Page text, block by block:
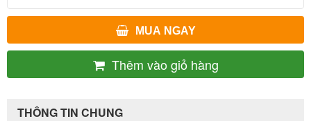
MUA NGAY
Thêm vào giỏ hàng
THÔNG TIN CHUNG